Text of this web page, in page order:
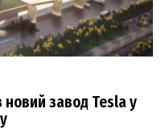
новий завод Tesla у